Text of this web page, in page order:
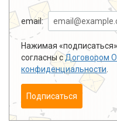
email:
Нажимая
согласны сДоговором
конфиденциальности
Подписаться